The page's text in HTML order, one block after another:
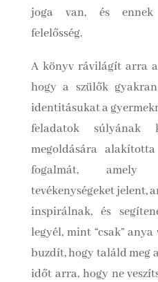
joga van, és ennek
felelősség.
A könyv rávilágít arra
hogy a szülők
identitásukat a
feladatok súlyának
megoldására
fogalmát, amely
tevékenységeket jelent,
inspirálnak, és
legyél, mint “csak”
buzdít, hogy találd meg
időt arra, hogy ne